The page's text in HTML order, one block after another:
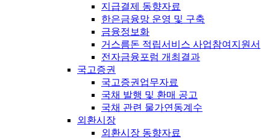
지급결제 동향자료
한은금융망 운영 및 구축
금융정보화
거스름돈 적립서비스 사업참여지원서
전자금융포럼 개최결과
국고증권
국고증권업무자료
국채 발행 및 환매 공고
국채 관련 물가연동계수
외환시장
외환시장 동향자료